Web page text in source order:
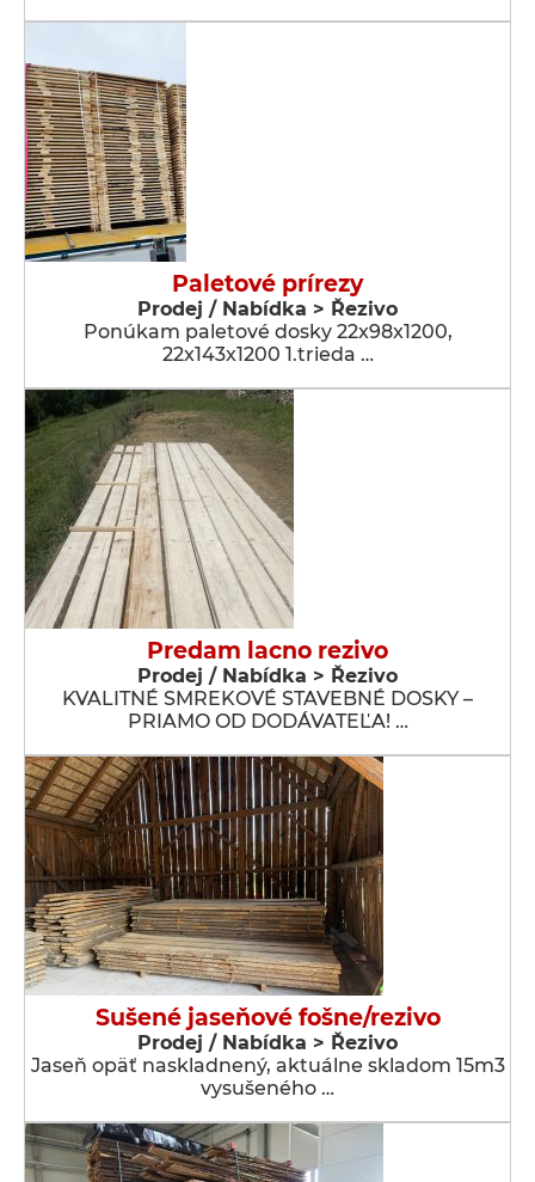
Paletové prírezy
Prodej / Nabídka > Řezivo
Ponúkam paletové dosky 22x98x1200,
22x143x1200 1.trieda …
Predam lacno rezivo
Prodej / Nabídka > Řezivo
KVALITNÉ SMREKOVÉ STAVEBNÉ DOSKY –
PRIAMO OD DODÁVATEĽA! …
Sušené jaseňové fošne/rezivo
Prodej / Nabídka > Řezivo
Jaseň opäť naskladnený, aktuálne skladom 15m3
vysušeného …